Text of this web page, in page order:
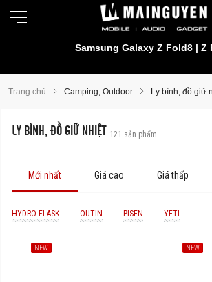
Samsung Galaxy Z Fold8 | Z
Trang chủ Camping, Outdoor Ly bình, đồ giữ
LY BÌNH, ĐỒ GIỮ NHIỆT 121 sản phẩm
Mới nhất Giá cao Giá thấp
HYDRO FLASK OUTIN PISEN YETI
NEW NEW